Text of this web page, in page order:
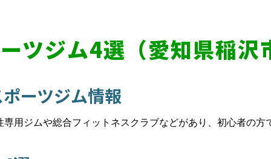
ツジム4選（愛知県稲沢
ーツジム情報
用ジムや総合フィットネスクラブなどがあり、初心者の方